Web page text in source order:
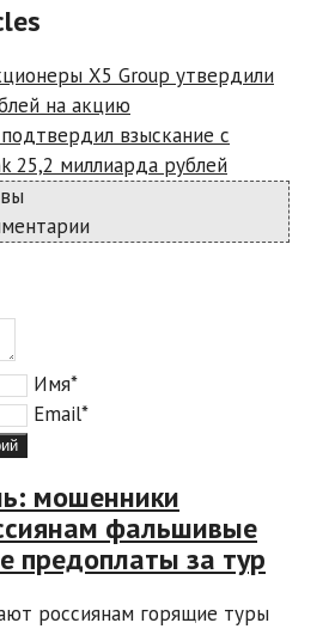
X5 Group утвердили
на акцию
взыскание с
25,2 миллиарда рублей
Имя*
Email*
мошенники
фальшивые
предоплаты за тур
россиянам горящие туры